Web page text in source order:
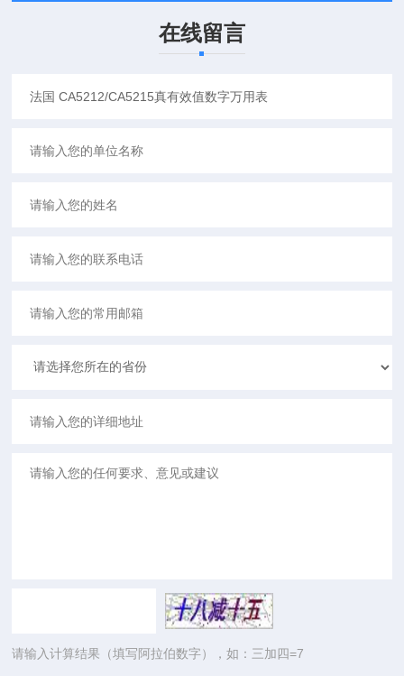
在线留言
请输入计算结果（填写阿拉伯数字），如：三加四=7